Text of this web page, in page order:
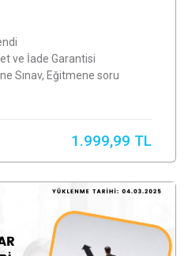
ve İade Garantisi
Sınav, Eğitmene soru
1.999,99 TL